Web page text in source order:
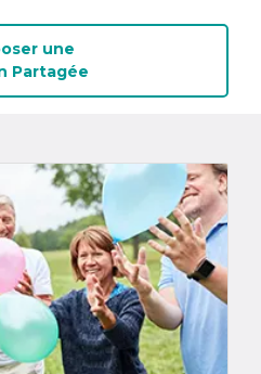
une
Partagée